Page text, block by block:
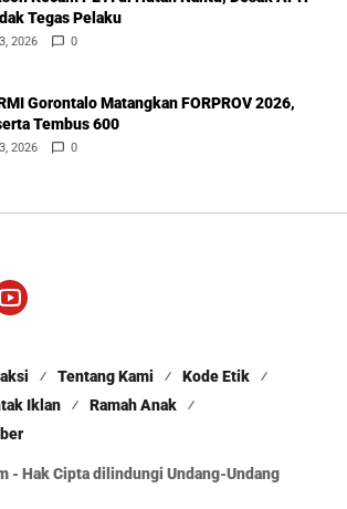
Tegas Pelaku
2026 0
Gorontalo Matangkan FORPROV 2026,
Tembus 600
2026 0
Tentang Kami
Kode Etik
Iklan
Ramah Anak
- Hak Cipta dilindungi Undang-Undang